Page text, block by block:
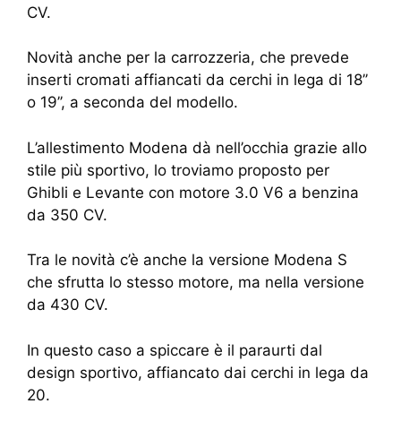
CV.
Novità anche per la carrozzeria, che prevede
inserti cromati affiancati da cerchi in lega di 18’’
o 19’’, a seconda del modello.
L’allestimento Modena dà nell’occhia grazie allo
stile più sportivo, lo troviamo proposto per
Ghibli e Levante con motore 3.0 V6 a benzina
da 350 CV.
Tra le novità c’è anche la versione Modena S
che sfrutta lo stesso motore, ma nella versione
da 430 CV.
In questo caso a spiccare è il paraurti dal
design sportivo, affiancato dai cerchi in lega da
20.